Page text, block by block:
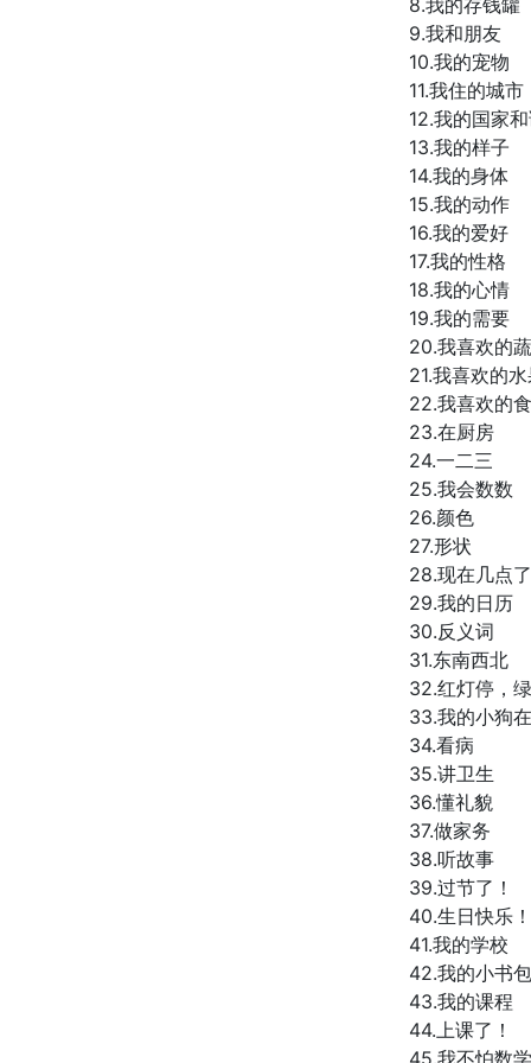
8.我的存钱罐
9.我和朋友
10.我的宠物
11.我住的城市
12.我的国家
13.我的样子
14.我的身体
15.我的动作
16.我的爱好
17.我的性格
18.我的心情
19.我的需要
20.我喜欢的
21.我喜欢的
22.我喜欢的
23.在厨房
24.一二三
25.我会数数
26.颜色
27.形状
28.现在几点
29.我的日历
30.反义词
31.东南西北
32.红灯停，
33.我的小狗
34.看病
35.讲卫生
36.懂礼貌
37.做家务
38.听故事
39.过节了！
40.生日快乐！
41.我的学校
42.我的小书包
43.我的课程
44.上课了！
45.我不怕数学